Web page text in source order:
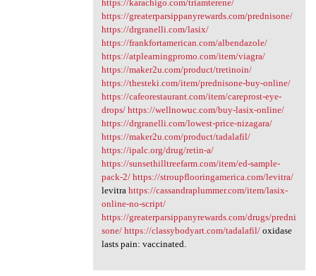
https://karachigo.com/triamterene/
https://greaterparsippanyrewards.com/prednisone/
https://drgranelli.com/lasix/
https://frankfortamerican.com/albendazole/
https://atplearningpromo.com/item/viagra/
https://maker2u.com/product/tretinoin/
https://thesteki.com/item/prednisone-buy-online/
https://cafeorestaurant.com/item/careprost-eye-
drops/ https://wellnowuc.com/buy-lasix-online/
https://drgranelli.com/lowest-price-nizagara/
https://maker2u.com/product/tadalafil/
https://ipalc.org/drug/retin-a/
https://sunsethilltreefarm.com/item/ed-sample-
pack-2/ https://stroupflooringamerica.com/levitra/
levitra https://cassandraplummer.com/item/lasix-
online-no-script/
https://greaterparsippanyrewards.com/drugs/predni
sone/ https://classybodyart.com/tadalafil/oxidase
lasts pain: vaccinated.